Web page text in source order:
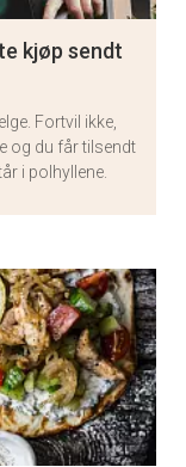
kjøp sendt
Fortvil ikke,
og du får tilsendt
i polhyllene.